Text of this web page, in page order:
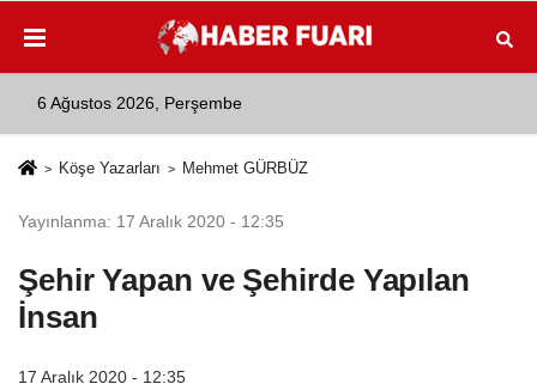
6 Ağustos 2026, Perşembe
Köşe Yazarları Mehmet GÜRBÜZ
Yayınlanma: 17 Aralık 2020 - 12:35
Şehir Yapan ve Şehirde Yapılan
İnsan
17 Aralık 2020 - 12:35